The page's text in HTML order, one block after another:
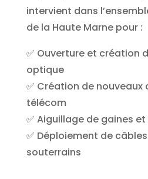
intervient dans
de la Haute Marne pour :
✅ Ouverture et création
optique
✅ Création de nouveaux
télécom
✅ Aiguillage de gaines et
✅ Déploiement de
souterrains